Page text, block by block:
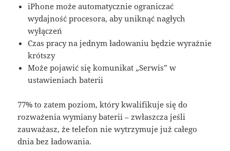
iPhone może automatycznie ograniczać
wydajność procesora, aby uniknąć nagłych
wyłączeń
Czas pracy na jednym ładowaniu będzie wyraźnie
krótszy
Może pojawić się komunikat „Serwis” w
ustawieniach baterii
77% to zatem poziom, który kwalifikuje się do
rozważenia wymiany baterii – zwłaszcza jeśli
zauważasz, że telefon nie wytrzymuje już całego
dnia bez ładowania.